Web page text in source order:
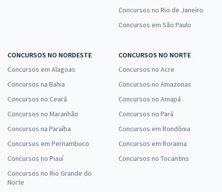
Concursos no Rio de Janeiro
Concursos em São Paulo
CONCURSOS NO NORDESTE
Concursos em Alagoas
Concursos na Bahia
Concursos no Ceará
Concursos no Maranhão
Concursos na Paraíba
Concursos em Pernambuco
Concursos no Piauí
Concursos no Rio Grande do
Norte
CONCURSOS NO NORTE
Concursos no Acre
Concursos no Amazonas
Concursos no Amapá
Concursos no Pará
Concursos em Rondônia
Concursos em Roraima
Concursos no Tocantins